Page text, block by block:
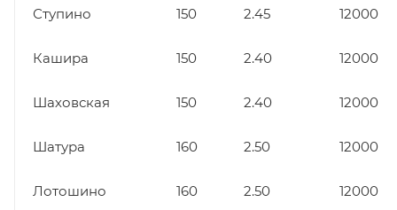
Ступино 150 2.45 12000
Кашира 150 2.40 12000
Шаховская 150 2.40 12000
Шатура 160 2.50 12000
Лотошино 160 2.50 12000